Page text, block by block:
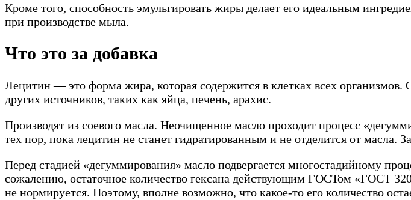
Кроме того, способность эмульгировать жиры делает его идеальным
при производстве мыла.
Что это за добавка
Лецитин — это форма жира, которая содержится в клетках всех
других источников, таких как яйца, печень, арахис.
Производят из соевого масла. Неочищенное масло проходит процесс
тех пор, пока лецитин не станет гидратированным и не отделится от масла.
Перед стадией «дегуммирования» масло подвергается многостадийному
сожалению, остаточное количество гексана действующим ГОСТом «ГОСТ
не нормируется. Поэтому, вполне возможно, что какое-то его количество